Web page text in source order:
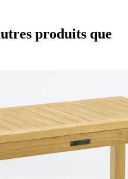
produits que